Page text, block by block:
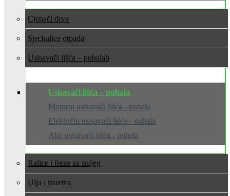
Cjepači drva
Sjeckalice otpada
Usisavači lišća – puhala
Usisavači lišća – puhala
Motorni usisavači lišća - puhala
Električni usisavači lišća - puhala
Aku usisavači lišća - puhala
Ralice i freze za snijeg
Ulja i maziva